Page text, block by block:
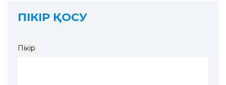
ПІКІР ҚОСУ
Пікір